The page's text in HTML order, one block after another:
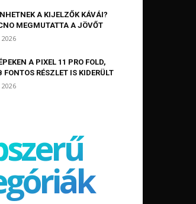
A KIJELZŐK KÁVÁI?
MEGMUTATTA A JÖVŐT
A PIXEL 11 PRO FOLD,
FONTOS RÉSZLET IS KIDERÜLT